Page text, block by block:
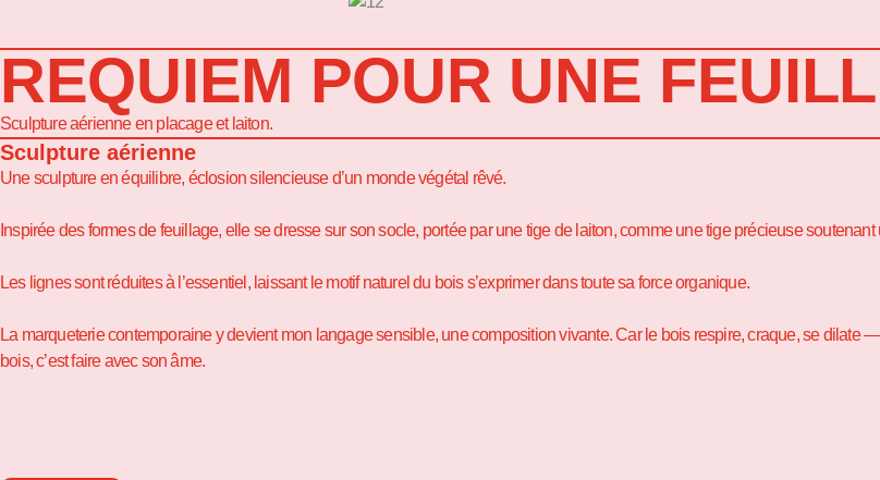
REQUIEM POUR UNE
Sculpture aérienne en placage et laiton.
Sculpture aérienne
Une sculpture en équilibre, éclosion silencieuse d’un monde végétal rêvé.
Inspirée des formes de feuillage, elle se dresse sur son socle, portée par une tige de laiton, comme une tige précieuse
Les lignes sont réduites à l’essentiel, laissant le motif naturel du bois s’exprimer dans toute sa force organique.
La marqueterie contemporaine y devient mon langage sensible, une composition vivante. Car le bois respire, craque, se dilate
bois, c’est faire avec son âme.